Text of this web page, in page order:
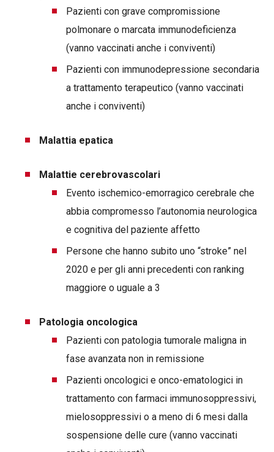
Pazienti con grave compromissione
polmonare o marcata immunodeficienza
(vanno vaccinati anche i conviventi)
Pazienti con immunodepressione secondaria
a trattamento terapeutico (vanno vaccinati
anche i conviventi)
Malattia epatica
Malattie cerebrovascolari
Evento ischemico-emorragico cerebrale che
abbia compromesso l’autonomia neurologica
e cognitiva del paziente affetto
Persone che hanno subito uno “stroke” nel
2020 e per gli anni precedenti con ranking
maggiore o uguale a 3
Patologia oncologica
Pazienti con patologia tumorale maligna in
fase avanzata non in remissione
Pazienti oncologici e onco-ematologici in
trattamento con farmaci immunosoppressivi,
mielosoppressivi o a meno di 6 mesi dalla
sospensione delle cure (vanno vaccinati